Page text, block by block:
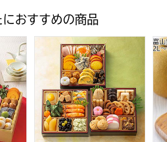
におすすめの商品
特大二段重「饗宴」(きょうえん)【4
トップバリュ 和風三段重「富